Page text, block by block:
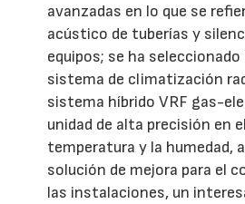
avanzadas en lo que se
acústico de tuberías y
equipos; se ha
sistema de climatización
sistema híbrido VRF gas-
unidad de alta precisión en
temperatura y la humedad,
solución de mejora para el
las instalaciones, un